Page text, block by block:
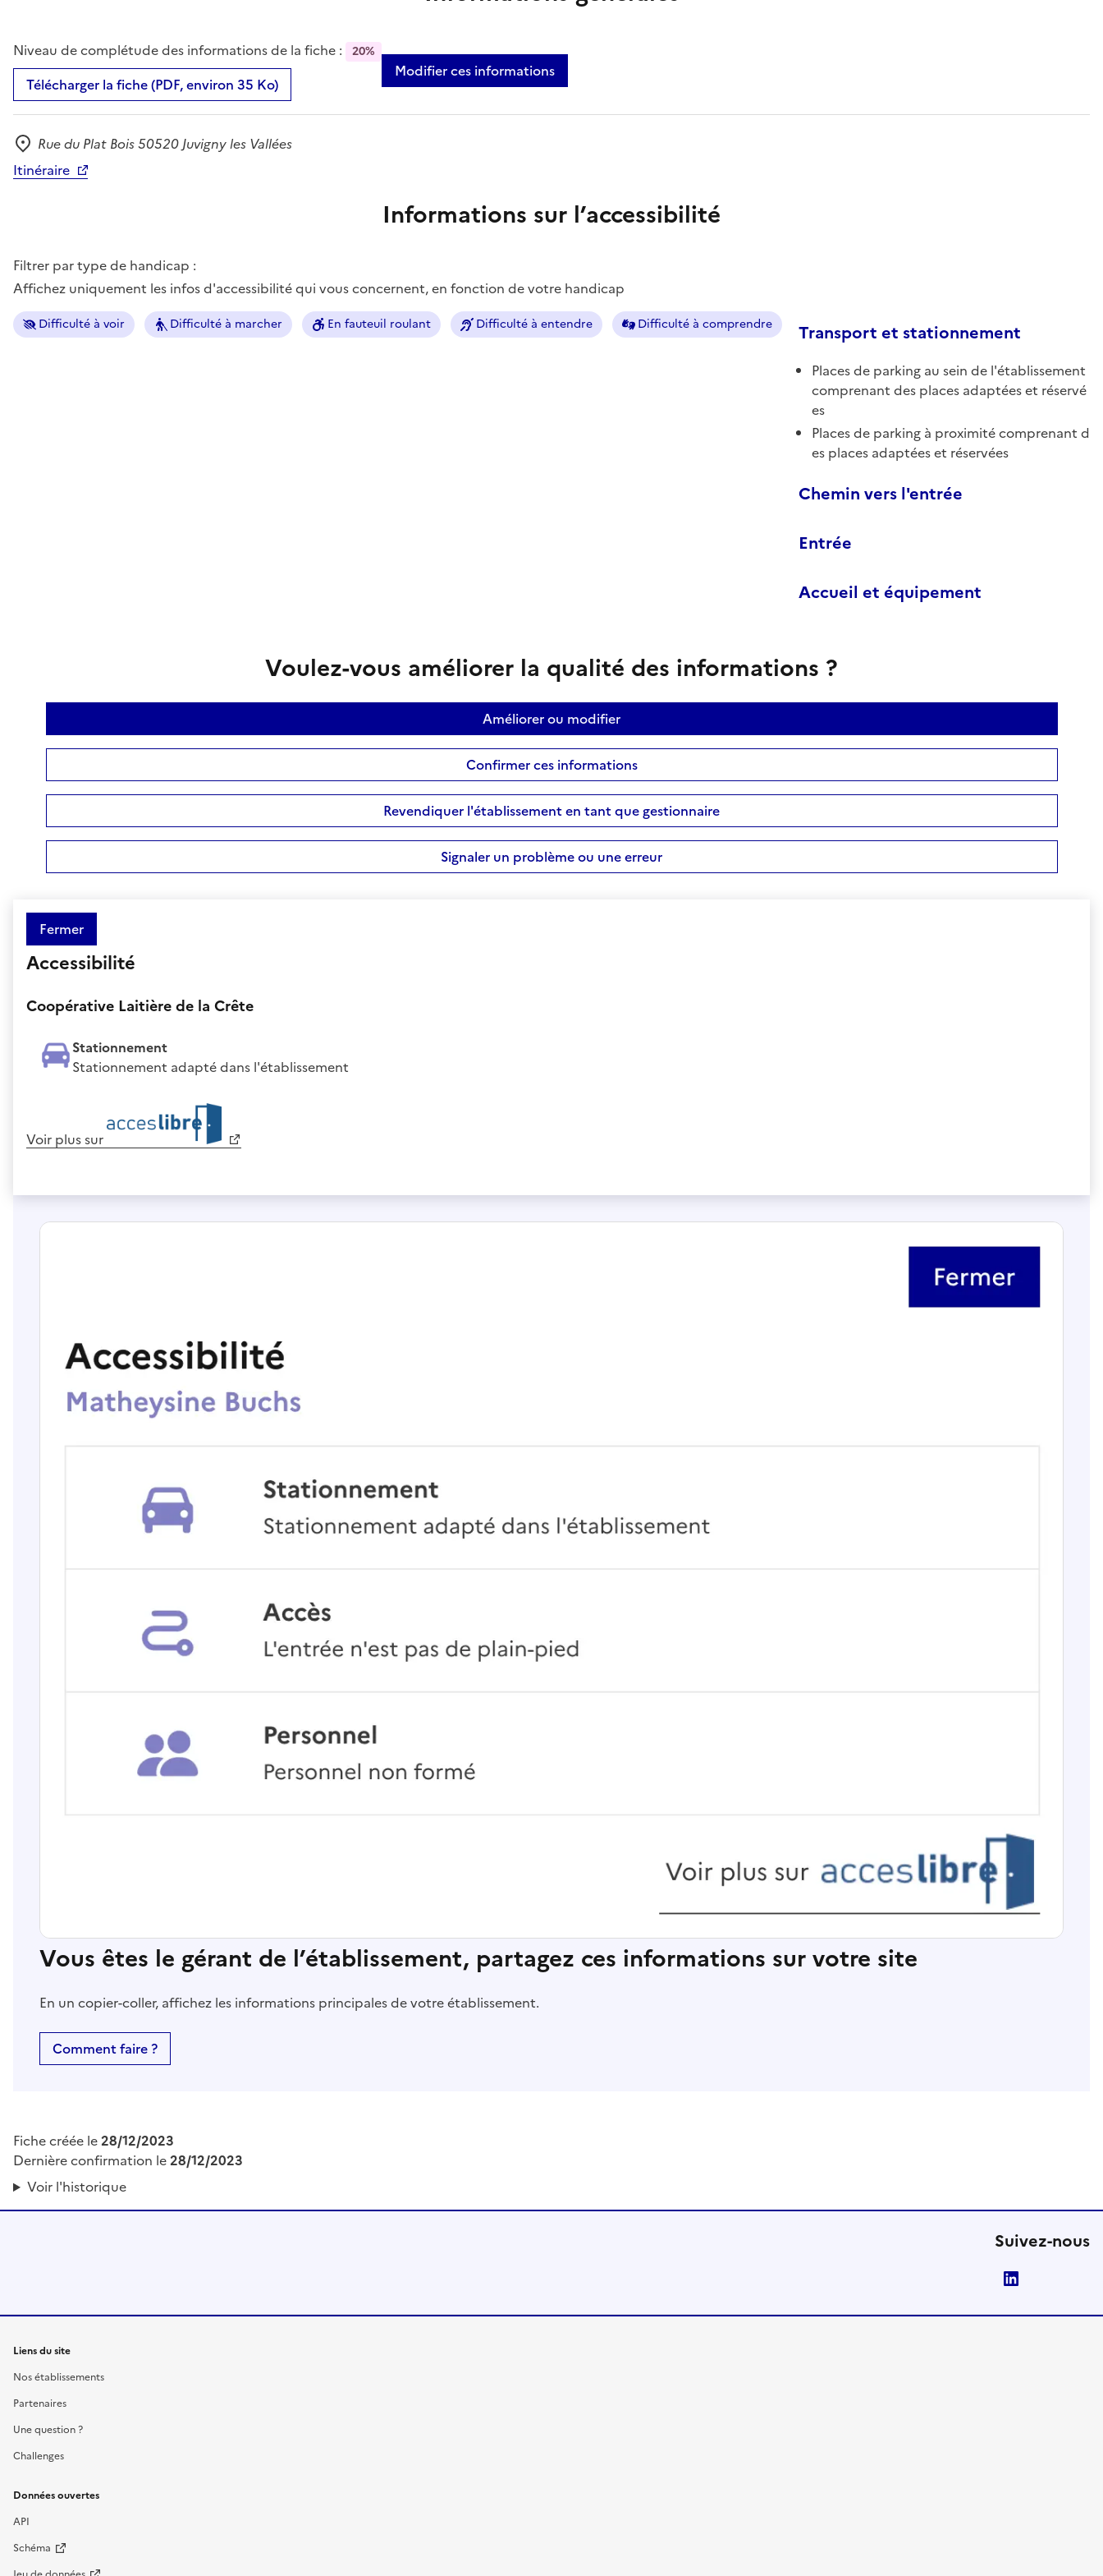
Niveau de complétude des informations de la fiche : 20%
Télécharger la fiche (PDF, environ 35 Ko)
Modifier ces informations
Adresse
Rue du Plat Bois 50520 Juvigny les Vallées
Itinéraire
Informations sur l’accessibilité
Filtrer par type de handicap :
Affichez uniquement les infos d'accessibilité qui vous concernent, en fonction de votre handicap
Difficulté à voir Difficulté à marcher En fauteuil roulant Difficulté à entendre Difficulté à comprendre Transport et stationnement
Places de parking au sein de l'établissement
comprenant des places adaptées et réservé
es
Places de parking à proximité comprenant d
es places adaptées et réservées
Chemin vers l'entrée
Entrée
Accueil et équipement
Voulez-vous améliorer la qualité des informations ?
Améliorer ou modifier
Confirmer ces informations
Revendiquer l'établissement en tant que gestionnaire
Signaler un problème ou une erreur
Fermer
Accessibilité
Coopérative Laitière de la Crête
Stationnement
Stationnement adapté dans l'établissement
Voir plus sur
Vous êtes le gérant de l’établissement, partagez ces informations sur votre site
En un copier-coller, affichez les informations principales de votre établissement.
Comment faire ?
Fiche créée le28/12/2023
Dernière confirmation le28/12/2023
Voir l'historique
Suivez-nous
Liens du site
Nos établissements
Partenaires
Une question ?
Challenges
Données ouvertes
API
Schéma